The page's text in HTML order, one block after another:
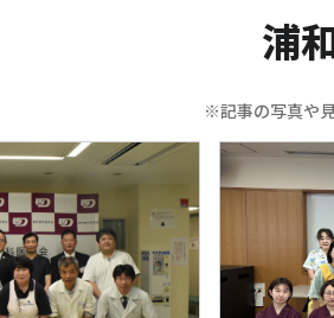
浦
※記事の写真や